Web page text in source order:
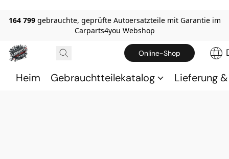
164 799 gebrauchte, geprüfte Autoersatzteile mit Garantie im
Carparts4you Webshop
Online-Shop
Heim Gebrauchtteilekatalog Lieferung